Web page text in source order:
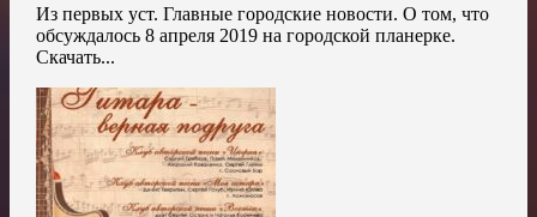
Из первых уст. Главные городские новости. О том, что
обсуждалось 8 апреля 2019 на городской планерке.
Скачать...